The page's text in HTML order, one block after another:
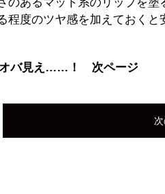
程度のツヤ感を加えておくと
オバ見え……！ 次ページ